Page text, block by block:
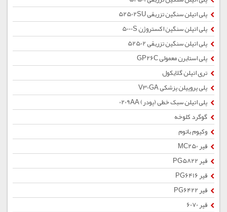
پلی اتیلن سنگین تزریقی 52502SU
پلی اتیلن سنگین اکستروژن 5000S
پلی اتیلن سنگین تزریقی 52502
پلی استایرن معمولی GP26C
تری اتیلن گلایکول
پلی پروپیلن پزشکی V30GA
پلی اتیلن سبک خطی (پودر) 0209AA
گوگرد کلوخه
وکیوم باتوم
قیر MC250
قیر PG5822
قیر PG6416
قیر PG6422
قیر 6070